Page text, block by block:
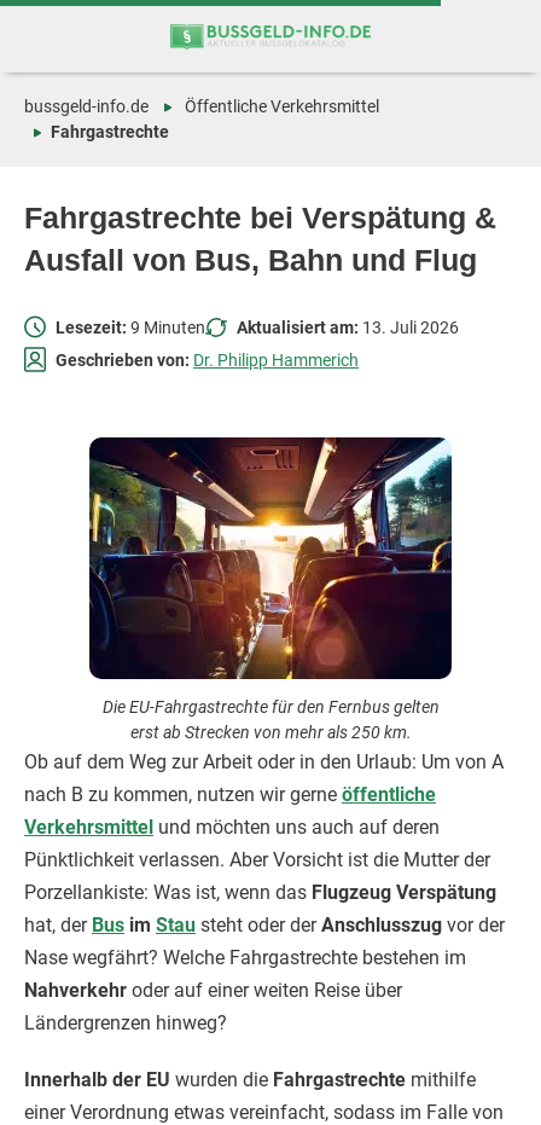
Zum
Zur
Fahrgastrechte bei Verspätung &
Ausfall von Bus, Bahn und Flug
bussgeld-info.de
Öffentliche Verkehrsmittel
Fahrgastrechte
Lesezeit: 9 Minuten Aktualisiert am: 13. Juli 2026
Geschrieben von: Dr. Philipp Hammerich
Die EU-Fahrgastrechte für den Fernbus gelten
erst ab Strecken von mehr als 250 km.
Ob auf dem Weg zur Arbeit oder in den Urlaub: Um von A
nach B zu kommen, nutzen wir gerne öffentliche
Verkehrsmittel und möchten uns auch auf deren
Pünktlichkeit verlassen. Aber Vorsicht ist die Mutter der
Porzellankiste: Was ist, wenn das Flugzeug Verspätung
hat, der Bus im Stau steht oder derAnschlusszug vor der
Nase wegfährt? Welche Fahrgastrechte bestehen im
Nahverkehr oder auf einer weiten Reise über
Ländergrenzen hinweg?
Innerhalb der EU wurden die Fahrgastrechte mithilfe
einer Verordnung etwas vereinfacht, sodass im Falle von